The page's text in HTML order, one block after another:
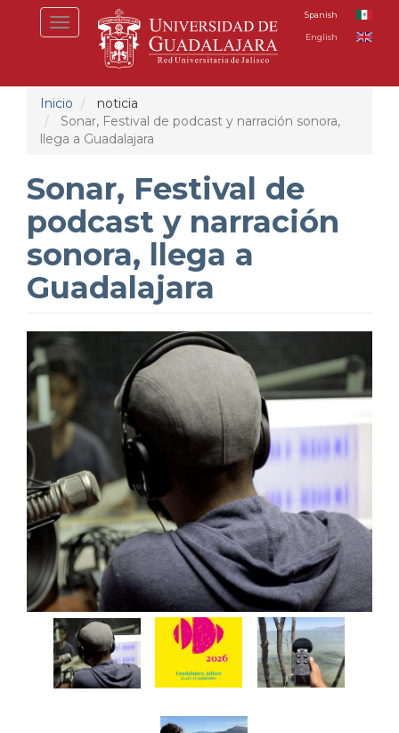
Toggle
navigation
Spanish
English
Inicio
noticia
Sonar, Festival de podcast y narración sonora,
llega a Guadalajara
Sonar, Festival de
podcast y narración
sonora, llega a
Guadalajara